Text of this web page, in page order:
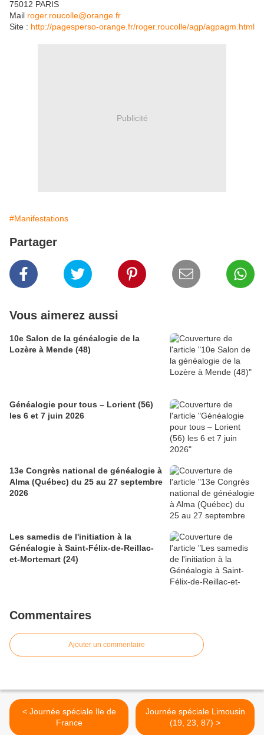
75012 PARIS
Mail roger.roucolle@orange.fr
Site : http://pagesperso-orange.fr/roger.roucolle/agp/agpagm.html
Publicité
#Manifestations
Partager
Vous aimerez aussi
10e Salon de la généalogie de la
Lozère à Mende (48)
Généalogie pour tous – Lorient (56)
les 6 et 7 juin 2026
13e Congrès national de généalogie à
Alma (Québec) du 25 au 27 septembre
2026
Les samedis de l'initiation à la
Généalogie à Saint-Félix-de-Reillac-
et-Mortemart (24)
Commentaires
Ajouter un commentaire
< Journée spéciale Ile de
France
Journée spéciale Limousin
(19, 23, 87) >